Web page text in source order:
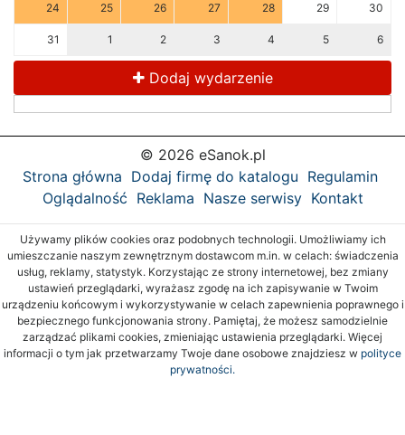
24 25 26 27 28 29 30
31 1 2 3 4 5 6
Dodaj wydarzenie
© 2026 eSanok.pl
Strona główna Dodaj firmę do katalogu Regulamin
Oglądalność Reklama Nasze serwisy Kontakt
Używamy plików cookies oraz podobnych technologii. Umożliwiamy ich
umieszczanie naszym zewnętrznym dostawcom m.in. w celach: świadczenia
usług, reklamy, statystyk. Korzystając ze strony internetowej, bez zmiany
ustawień przeglądarki, wyrażasz zgodę na ich zapisywanie w Twoim
urządzeniu końcowym i wykorzystywanie w celach zapewnienia poprawnego i
bezpiecznego funkcjonowania strony. Pamiętaj, że możesz samodzielnie
zarządzać plikami cookies, zmieniając ustawienia przeglądarki. Więcej
informacji o tym jak przetwarzamy Twoje dane osobowe znajdziesz w polityce
prywatności.